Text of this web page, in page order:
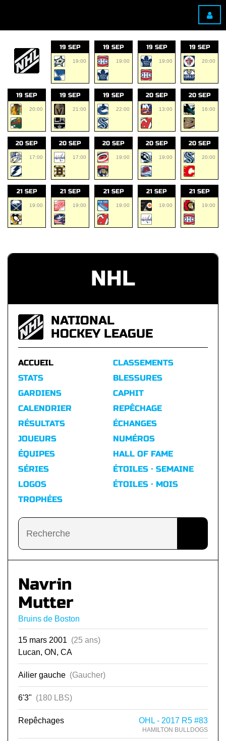
19 SEP
19:00
19 SEP
19:00
19 SEP
19:00
19 SEP
20:00
19 SEP
20:00
19 SEP
21:00
19 SEP
22:00
20 SEP
13:00
20 SEP
16:00
20 SEP
17:00
20 SEP
17:00
20 SEP
19:00
20 SEP
19:00
20 SEP
20:00
21 SEP
19:00
21 SEP
19:00
21 SEP
19:00
21 SEP
19:00
21 SEP
19:00
NHL
NATIONAL
HOCKEY LEAGUE
ACCUEIL
STATS
GARDIENS
CALENDRIER
RÉSULTATS
CLASSEMENTS
BLESSURES
CAPHIT
REPÊCHAGE
ÉCHANGES
JOUEURS
ÉQUIPES
SÉRIES
LOGOS
TROPHÉES
NUMÉROS
HALL OF FAME
ÉTOILES · SEMAINE
ÉTOILES · MOIS
Navrin
Mutter
Bruins de Boston
15 mars 2001 (25 ans)
Lucan, ON, CA
Ailier gauche (Gaucher)
6'3" (180 LBS)
Repêchages OHL - 2017 R5 #83
HAMILTON BULLDOGS